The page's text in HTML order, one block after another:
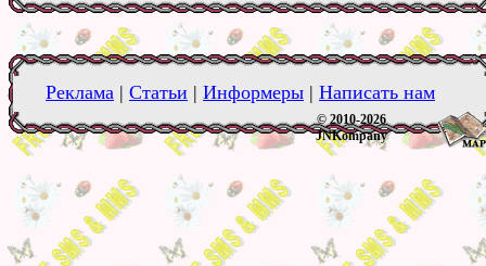
Реклама | Статьи | Информеры | Написать нам
© 2010-2026
JNKompany